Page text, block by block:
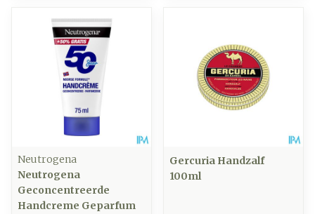
Neutrogena
Neutrogena
Geconcentreerde
Handcreme Geparfum
Gercuria Handzalf
100ml